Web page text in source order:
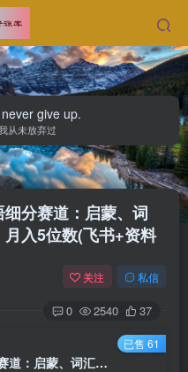
give up.
从未放弃过
分赛道：启蒙、词
入5位数(飞书+资料
关注 私信
0 2540 37
别再选红海品！小红书英语细分赛道：启蒙、词汇、口语，需求取之不尽，月入5位数(飞书+资料
已售 61